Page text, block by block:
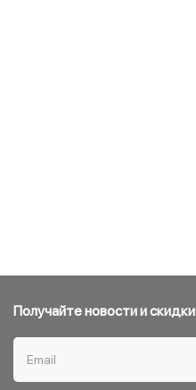
Получайте новости и скидки